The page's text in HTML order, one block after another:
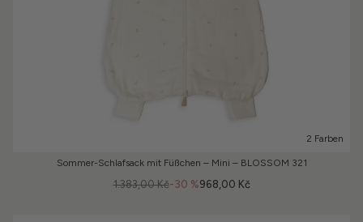
2 Farben
Sommer-Schlafsack mit Füßchen – Mini – BLOSSOM 321
-30 %
1.383,00 Kč 968,00 Kč